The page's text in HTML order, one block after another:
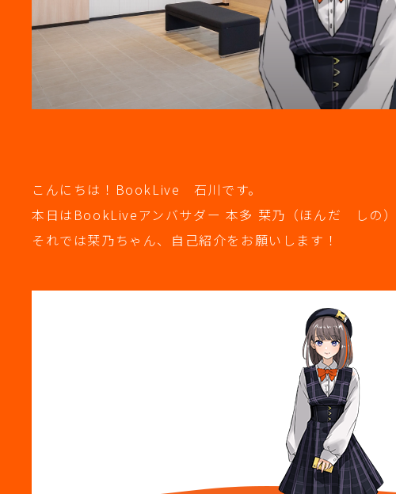
こんにちは！BookLive 石川です。
本日はBookLiveアンバサダー 本多 栞乃（ほんだ しの）
それでは栞乃ちゃん、自己紹介をお願いします！